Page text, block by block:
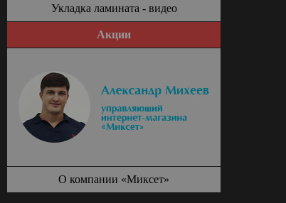
Укладка ламината - видео
Акции
О компании «Миксет»